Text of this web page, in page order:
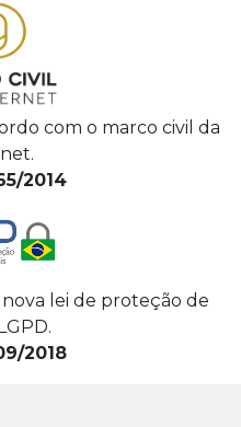
com o marco civil da
2014
lei de proteção de
2018